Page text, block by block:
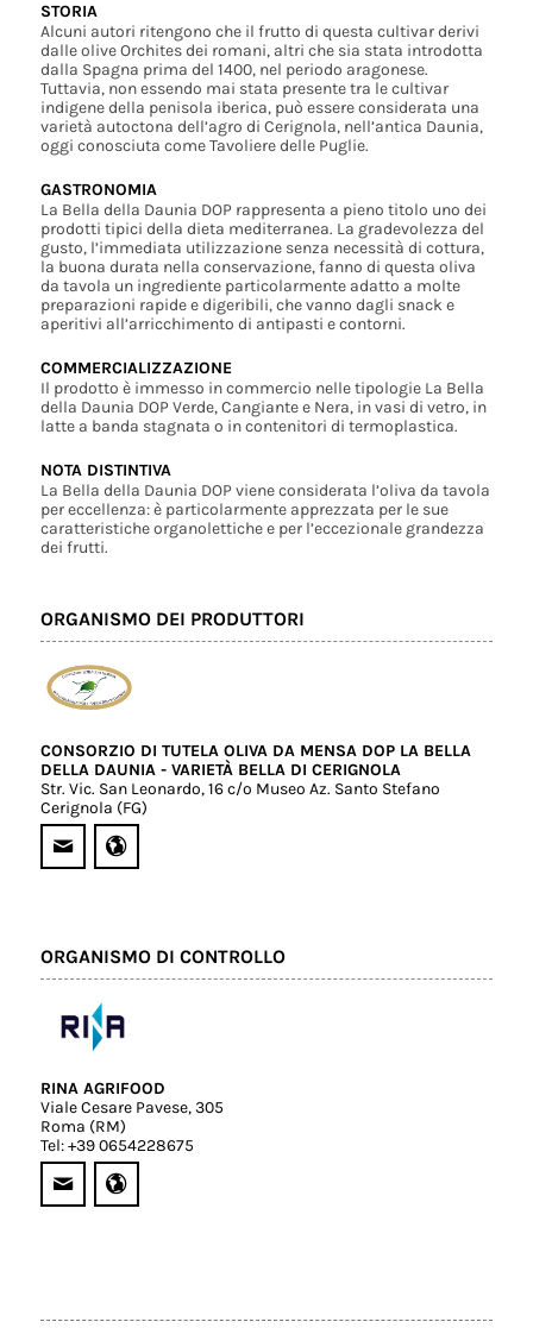
STORIA
Alcuni autori ritengono che il frutto di questa cultivar derivi
dalle olive Orchites dei romani, altri che sia stata introdotta
dalla Spagna prima del 1400, nel periodo aragonese.
Tuttavia, non essendo mai stata presente tra le cultivar
indigene della penisola iberica, può essere considerata una
varietà autoctona dell’agro di Cerignola, nell’antica Daunia,
oggi conosciuta come Tavoliere delle Puglie.
GASTRONOMIA
La Bella della Daunia DOP rappresenta a pieno titolo uno dei
prodotti tipici della dieta mediterranea. La gradevolezza del
gusto, l’immediata utilizzazione senza necessità di cottura,
la buona durata nella conservazione, fanno di questa oliva
da tavola un ingrediente particolarmente adatto a molte
preparazioni rapide e digeribili, che vanno dagli snack e
aperitivi all’arricchimento di antipasti e contorni.
COMMERCIALIZZAZIONE
Il prodotto è immesso in commercio nelle tipologie La Bella
della Daunia DOP Verde, Cangiante e Nera, in vasi di vetro, in
latte a banda stagnata o in contenitori di termoplastica.
NOTA DISTINTIVA
La Bella della Daunia DOP viene considerata l’oliva da tavola
per eccellenza: è particolarmente apprezzata per le sue
caratteristiche organolettiche e per l’eccezionale grandezza
dei frutti.
ORGANISMO DEI PRODUTTORI
CONSORZIO DI TUTELA OLIVA DA MENSA DOP LA BELLA
DELLA DAUNIA - VARIETÀ BELLA DI CERIGNOLA
Str. Vic. San Leonardo, 16 c/o Museo Az. Santo Stefano
Cerignola (FG)
ORGANISMO DI CONTROLLO
RINA AGRIFOOD
Viale Cesare Pavese, 305
Roma (RM)
Tel: +39 0654228675